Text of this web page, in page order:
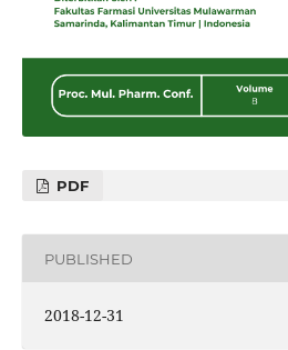
PDF
PUBLISHED
2018-12-31